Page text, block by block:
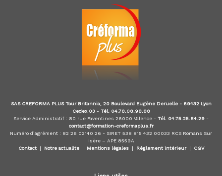
SAS CREFORMA PLUS Tour Britannia, 20 Boulevard Eugène Deruelle - 69432 Lyon
Cedex 03- Tél. 04.78.08.98.88
Service Administratif : 80 rue Faventines 26000 Valence - Tél. 04.75.25.84.29 -
contact@formation-creformaplus.fr
Numéro d’agrément : 82 26 02140 26 - SIRET 538 815 432 00033 RCS Romans Sur
Isère – APE 8559A
Contact| Notre actualite| Mentions légales| Règlement intérieur| CGV